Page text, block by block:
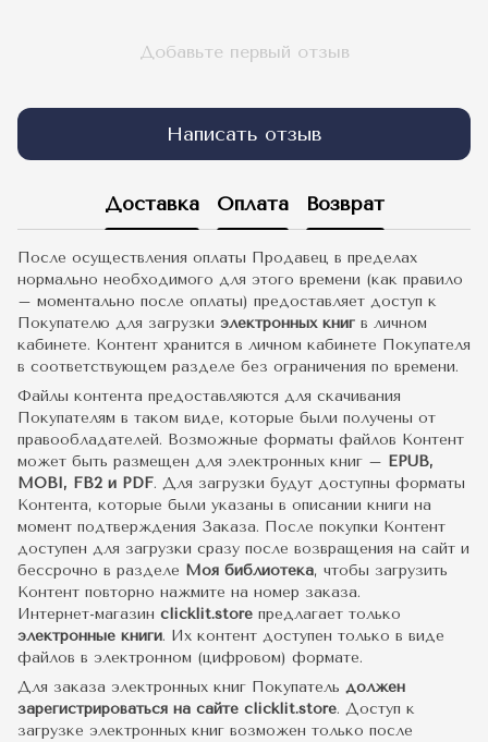
Добавьте первый отзыв
Написать отзыв
Доставка Оплата Возврат
После осуществления оплаты Продавец в пределах
нормально необходимого для этого времени (как правило
– моментально после оплаты) предоставляет доступ к
Покупателю для загрузки электронных книг в личном
кабинете. Контент хранится в личном кабинете Покупателя
в соответствующем разделе без ограничения по времени.
Файлы контента предоставляются для скачивания
Покупателям в таком виде, которые были получены от
правообладателей. Возможные форматы файлов Контент
может быть размещен для электронных книг – EPUB,
MOBI, FB2 и PDF. Для загрузки будут доступны форматы
Контента, которые были указаны в описании книги на
момент подтверждения Заказа. После покупки Контент
доступен для загрузки сразу после возвращения на сайт и
бессрочно в разделе Моя библиотека, чтобы загрузить
Контент повторно нажмите на номер заказа.
Интернет-магазин clicklit.store предлагает только
электронные книги. Их контент доступен только в виде
файлов в электронном (цифровом) формате.
Для заказа электронных книг Покупатель должен
зарегистрироваться на сайте clicklit.store. Доступ к
загрузке электронных книг возможен только после